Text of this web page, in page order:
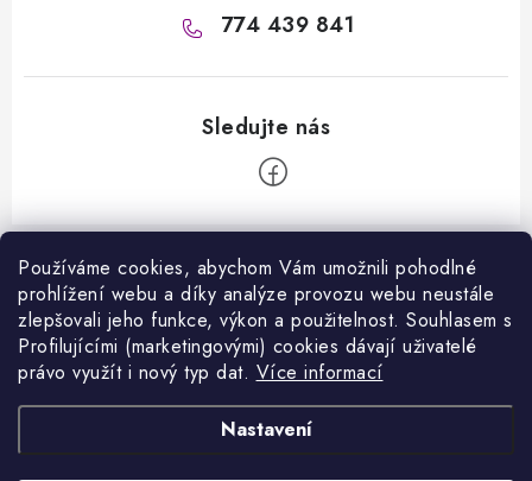
Používáme cookies, abychom Vám umožnili pohodlné
prohlížení webu a díky analýze provozu webu neustále
zlepšovali jeho funkce, výkon a použitelnost. Souhlasem s
Profilujícími (marketingovými) cookies dávají uživatelé
právo využít i nový typ dat. Více informací
Nastavení
774 439 841
Z
Informace pro vás
Kontakty
Jak nakupovat
Podmínky ochrany osobních údajů
Facebook
Přijímáme online platby